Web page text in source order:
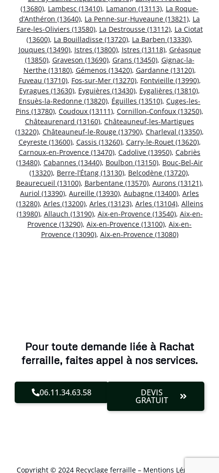
(13680), Lambesc (13410), Lamanon (13113), La Roque-
d’Anthéron (13640), La Penne-sur-Huveaune (13821), La
Fare-les-Oliviers (13580), La Destrousse (13112), La Ciotat
(13600), La Bouilladisse (13720), La Barben (13330),
Jouques (13490), Istres (13800), Istres (13118), Gréasque
(13850), Graveson (13690), Grans (13450), Gignac-la-
Nerthe (13180), Gémenos (13420), Gardanne (13120),
Fuveau (13710), Fos-sur-Mer (13270), Fontvieille (13990),
Eyragues (13630), Eyguières (13430), Eygalières (13810),
Ensuès-la-Redonne (13820), Éguilles (13510), Cuges-les-
Pins (13780), Coudoux (13111), Cornillon-Confoux (13250),
Châteaurenard (13160), Châteauneuf-les-Martigues
(13220), Châteauneuf-le-Rouge (13790), Charleval (13350),
Ceyreste (13600), Cassis (13260), Carry-le-Rouet (13620),
Carnoux-en-Provence (13470), Cadolive (13950), Cabriès
(13480), Cabannes (13440), Boulbon (13150), Bouc-Bel-Air
(13320), Berre-l’Étang (13130), Belcodène (13720),
Beaurecueil (13100), Barbentane (13570), Aurons (13121),
Auriol (13390), Aureille (13930), Aubagne (13400), Arles
(13280), Arles (13200), Arles (13123), Arles (13104), Alleins
(13980), Allauch (13190), Aix-en-Provence (13540), Aix-en-
Provence (13290), Aix-en-Provence (13100), Aix-en-
Provence (13090), Aix-en-Provence (13080)
Pour toute demande liée à Rachat
ferraille, faites appel à nos services.
06.11.34.63.58 DEVIS
GRATUIT
Copyright © 2024 Recyclage ferraille – Mentions Légales